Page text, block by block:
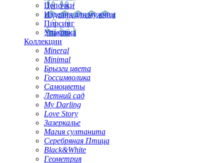
Цепочки
Изделия для мужчин
Пирсинг
Упаковка
Коллекции
Mineral
Minimal
Брызги цвета
Госсимволика
Самоцветы
Летний сад
My Darling
Love Story
Зазеркалье
Магия султанита
Серебряная Птица
Black&White
Геометрия